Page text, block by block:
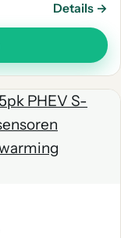
Details →